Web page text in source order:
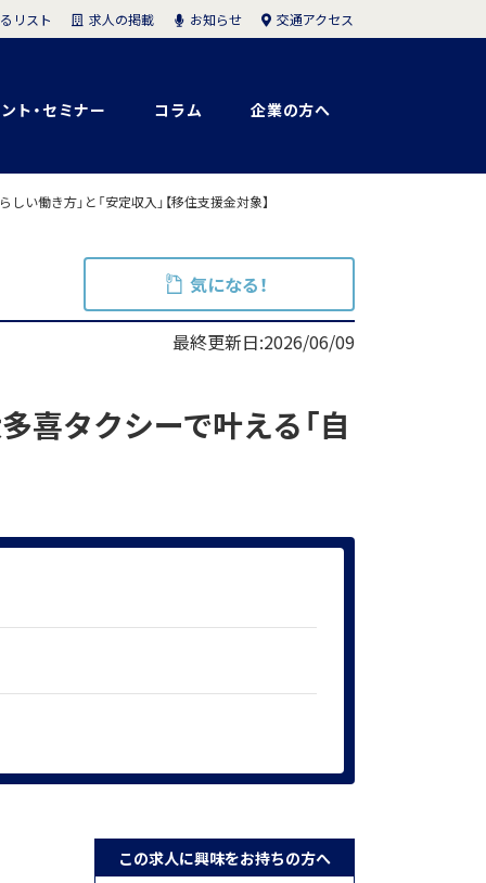
ト・セミナー コラム 企業の方へ
リスト 求人の掲載 お知らせ 交通アクセス
働き方」と「安定収入」【移住支援金対象】
気になる！
最終更新日:2026/06/09
タクシーで叶える「自
この求人に興味をお持ちの方へ